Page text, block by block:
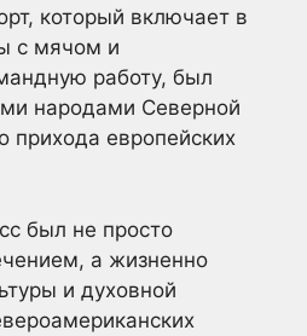
который включает в
с мячом и
работу, был
народами Северной
прихода европейских
был не просто
а жизненно
и духовной